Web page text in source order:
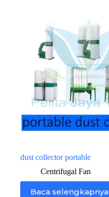
dust collector portable
Centrifugal Fan
Baca selengkapnya